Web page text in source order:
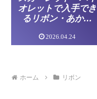
オレットで入手でき
るリボン・あかし
2026.04.24
ホーム リボン